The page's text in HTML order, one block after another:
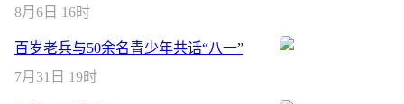
8月6日 16时
百岁老兵与50余名青少年共话“八一”
7月31日 19时